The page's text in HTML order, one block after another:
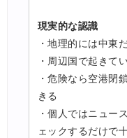
現実的な認識
・地理的には中東
・周辺国で起きて
・危険なら空港閉
きる
・個人ではニュー
ェックするだけで